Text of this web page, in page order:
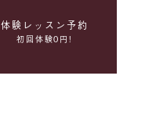
体験レッスン予約
初回体験0円!